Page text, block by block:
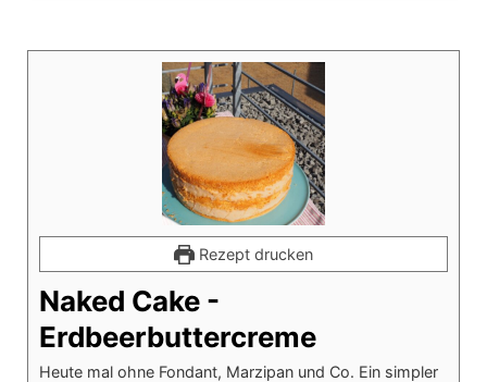
Rezept drucken
Naked Cake -
Erdbeerbuttercreme
Heute mal ohne Fondant, Marzipan und Co. Ein simpler